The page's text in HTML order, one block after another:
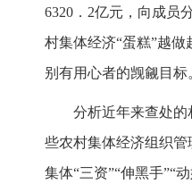
6320．2亿元，向成员
村集体经济“蛋糕”越
别有用心者的觊觎目标
分析近年来查处
些农村集体经济组织
集体“三资”“伸黑手”“